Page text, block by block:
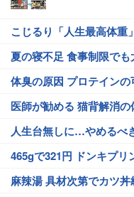
こじるり「人生最高体重
夏の寝不足 食事制限でも
体臭の原因 プロテインの
医師が勧める 猫背解消の
人生台無しに…やめるべ
465gで321円 ドンキプリ
麻辣湯 具材次第でカツ丼